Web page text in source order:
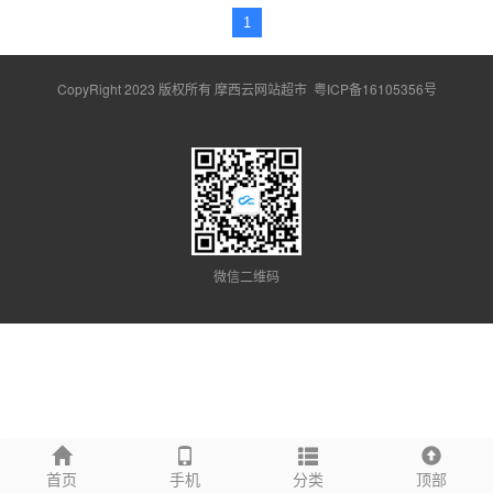
1
首页 手机 分类 顶部
CopyRight 2023 版权所有 摩西云网站超市 粤ICP备16105356号
微信二维码